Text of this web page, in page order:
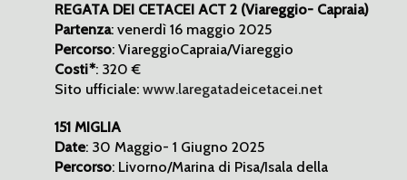
REGATA DEI CETACEI ACT 2 (Viareggio- Capraia)
Partenza: venerdì 16 maggio 2025
Percorso: ViareggioCapraia/Viareggio
Costi*: 320 €
Sito ufficiale: www.laregatadeicetacei.net
151 MIGLIA
Date: 30 Maggio- 1 Giugno 2025
Percorso: Livorno/Marina di Pisa/Isala della